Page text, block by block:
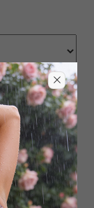
размер
в магазинах